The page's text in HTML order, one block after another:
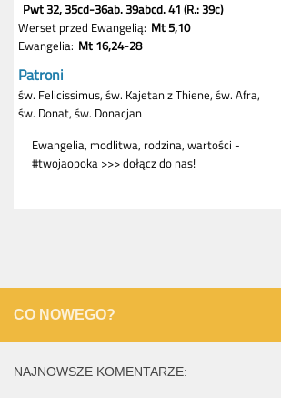
CO NOWEGO?
NAJNOWSZE KOMENTARZE: